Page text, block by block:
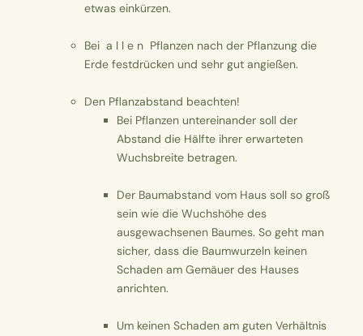
etwas einkürzen.
Bei a l l e n Pflanzen nach der Pflanzung die
Erde festdrücken und sehr gut angießen.
Den Pflanzabstand beachten!
Bei Pflanzen untereinander soll der
Abstand die Hälfte ihrer erwarteten
Wuchsbreite betragen.
Der Baumabstand vom Haus soll so groß
sein wie die Wuchshöhe des
ausgewachsenen Baumes. So geht man
sicher, dass die Baumwurzeln keinen
Schaden am Gemäuer des Hauses
anrichten.
Um keinen Schaden am guten Verhältnis